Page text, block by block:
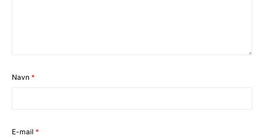
Navn *
E-mail *